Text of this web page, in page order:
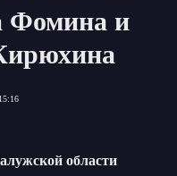
Фомина и
области